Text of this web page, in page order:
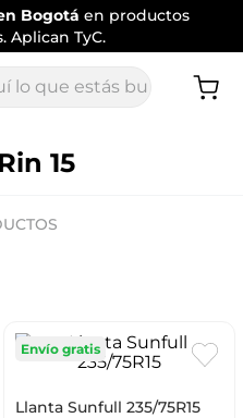
Bogotá en productos
Aplican TyC.
estás buscando
15
Envío gratis
Llanta Sunfull 235/75R15